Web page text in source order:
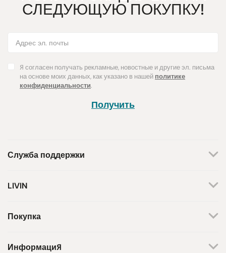
СЛЕДУЮЩУЮ ПОКУПКУ!
Я согласен получать рекламные, новостные и другие эл. письма
на основе моих данных, как указано в нашей политике
конфиденциальности.
Получить
Служба поддержки
Написать запрос
Мы работаем по будням.
LIVIN
Контакты
Бренды
Покупка
Доставка
Информация